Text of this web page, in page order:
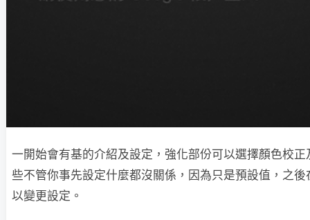
一開始會有基的介紹及設定，強化部份可以選擇顏色校正
些不管你事先設定什麼都沒關係，因為只是預設值，之後
以變更設定。